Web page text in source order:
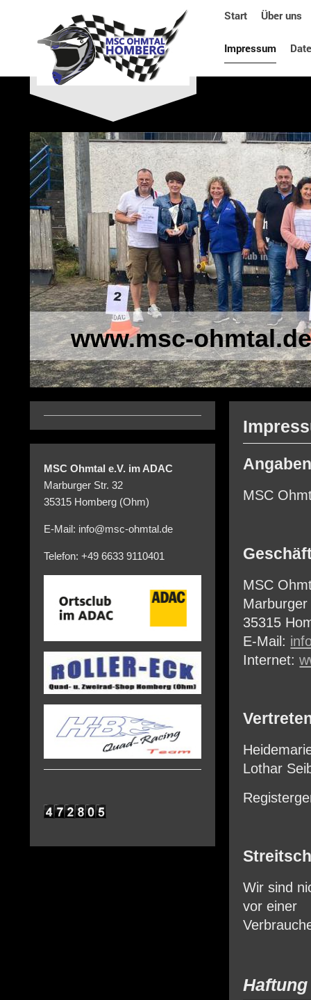
Start Über uns
Impressum
www.msc-ohmtal.de
MSC
MSC
35315
E-Mail:
Internet:
Lothar
Wir sind
vor einer
MSC Ohmtal e.V. im ADAC
Marburger Str. 32
35315 Homberg (Ohm)
E-Mail: info@msc-ohmtal.de
Telefon: +49 6633 9110401